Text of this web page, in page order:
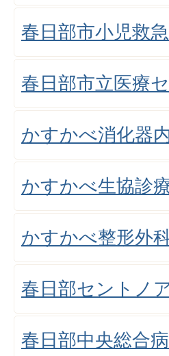
春日部市小児救
春日部市立医療
かすかべ消化器
かすかべ生協診
かすかべ整形外
春日部セントノ
春日部中央総合